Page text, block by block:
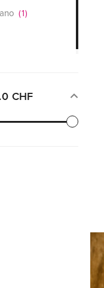
(1)
CHF